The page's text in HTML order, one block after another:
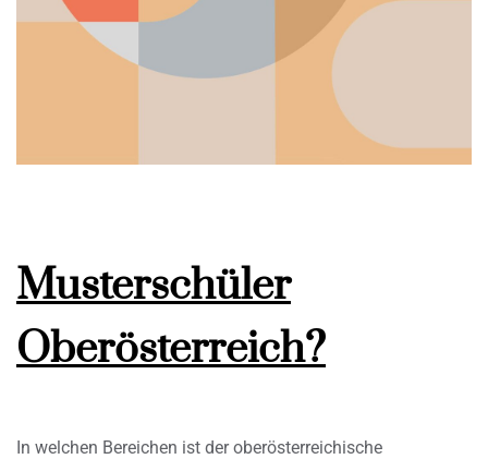
Musterschüler
Oberösterreich?
In welchen Bereichen ist der oberösterreichische